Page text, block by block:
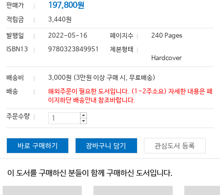
판매가
197,800원
적립금 3,440원
발행일 2022-05-16 페이지수
240 Pages
ISBN13
9780323849951
제본형태
Hardcover
배송비
3,000원 (3만원 이상 구매 시, 무료배송)
배송
해외주문이 필요한 도서입니다. (1~2주소요) 자세한 내용은 페
이지하단 배송안내 참조바랍니다.
주문수량
바로 구매하기 장바구니 담기 관심도서 등록
이 도서를 구매하신 분들이 함께 구매하신 도서입니다.